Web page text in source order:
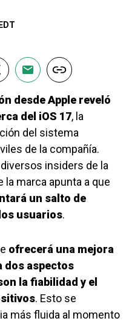
desde Apple reveló
del iOS 17, la
del sistema
de la compañía.
insiders de la
marca apunta a que
un salto de
usuarios.
ofrecerá una mejora
dos aspectos
la fiabilidad y el
. Esto se
más fluida al momento